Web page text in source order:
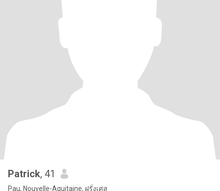
Patrick, 41
Pau, Nouvelle-Aquitaine, ฝรั่งเศส